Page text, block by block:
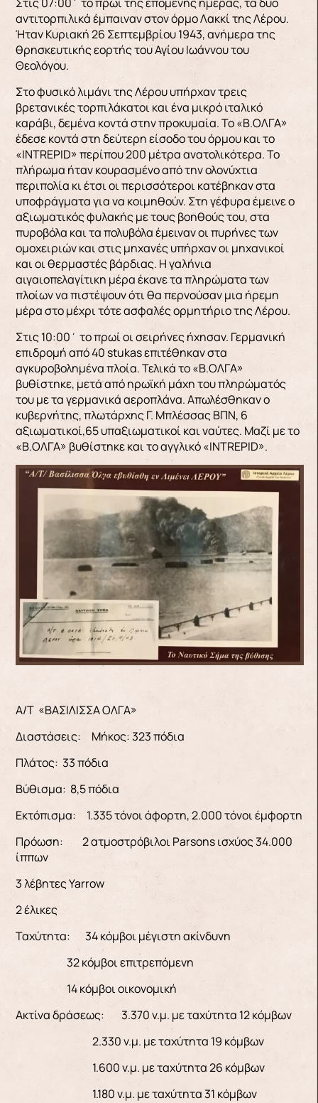
αντιτορπιλικά έμπαιναν στον όρμο Λακκί της Λέρου.
Ήταν Κυριακή 26 Σεπτεμβρίου 1943, ανήμερα της
θρησκευτικής εορτής του Αγίου Ιωάννου του
Θεολόγου.
Στο φυσικό λιμάνι της Λέρου υπήρχαν τρεις
βρετανικές τορπιλάκατοι και ένα μικρό ιταλικό
καράβι, δεμένα κοντά στην προκυμαία. Το «Β.ΟΛΓΑ»
έδεσε κοντά στη δεύτερη είσοδο του όρμου και το
«INTREPID» περίπου 200 μέτρα ανατολικότερα. Το
πλήρωμα ήταν κουρασμένο από την ολονύχτια
περιπολία κι έτσι οι περισσότεροι κατέβηκαν στα
υποφράγματα για να κοιμηθούν. Στη γέφυρα έμεινε ο
αξιωματικός φυλακής με τους βοηθούς του, στα
πυροβόλα και τα πολυβόλα έμειναν οι πυρήνες των
ομοχειριών και στις μηχανές υπήρχαν οι μηχανικοί
και οι θερμαστές βάρδιας. Η γαλήνια
αιγαιοπελαγίτικη μέρα έκανε τα πληρώματα των
πλοίων να πιστέψουν ότι θα περνούσαν μια ήρεμη
μέρα στο μέχρι τότε ασφαλές ορμητήριο της Λέρου.
Στις 10:00΄ το πρωί οι σειρήνες ήχησαν. Γερμανική
επιδρομή από 40 stukas επιτέθηκαν στα
αγκυροβολημένα πλοία. Τελικά το «Β.ΟΛΓΑ»
βυθίστηκε, μετά από ηρωϊκή μάχη του πληρώματός
του με τα γερμανικά αεροπλάνα. Απωλέσθηκαν ο
κυβερνήτης, πλωτάρχης Γ. Μπλέσσας ΒΠΝ, 6
αξιωματικοί,65 υπαξιωματικοί και ναύτες. Μαζί με το
«Β.ΟΛΓΑ» βυθίστηκε και το αγγλικό «INTREPID».
Α/Τ «ΒΑΣΙΛΙΣΣΑ ΟΛΓΑ»
Διαστάσεις: Μήκος: 323 πόδια
Πλάτος: 33 πόδια
Βύθισμα: 8,5 πόδια
Εκτόπισμα: 1.335 τόνοι άφορτη, 2.000 τόνοι έμφορτη
Πρόωση: 2 ατμοστρόβιλοι Parsons ισχύος 34.000
ίππων
3 λέβητες Yarrow
2 έλικες
Ταχύτητα: 34 κόμβοι μέγιστη ακίνδυνη
32 κόμβοι επιτρεπόμενη
14 κόμβοι οικονομική
Ακτίνα δράσεως: 3.370 ν.μ. με ταχύτητα 12 κόμβων
2.330 ν.μ. με ταχύτητα 19 κόμβων
1.600 ν.μ. με ταχύτητα 26 κόμβων
1.180 ν.μ. με ταχύτητα 31 κόμβων